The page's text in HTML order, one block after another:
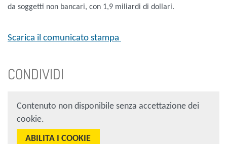
da soggetti non bancari, con 1,9 miliardi di dollari.
Scarica il comunicato stampa
CONDIVIDI
Contenuto non disponibile senza accettazione dei
cookie.
ABILITA I COOKIE